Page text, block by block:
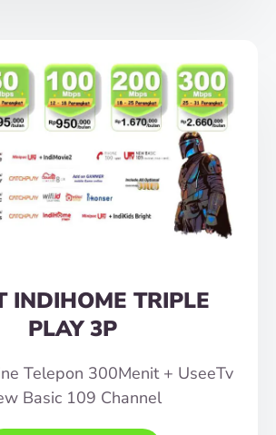
INDIHOME TRIPLE
PLAY 3P
Telepon 300Menit + UseeTv
Basic 109 Channel